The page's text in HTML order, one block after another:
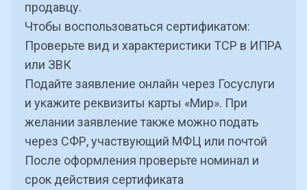
продавцу.
Чтобы воспользоваться сертификатом:
Проверьте вид и характеристики ТСР в ИПРА
или ЗВК
Подайте заявление онлайн через Госуслуги
и укажите реквизиты карты «Мир». При
желании заявление также можно подать
через СФР, участвующий МФЦ или почтой
После оформления проверьте номинал и
срок действия сертификата